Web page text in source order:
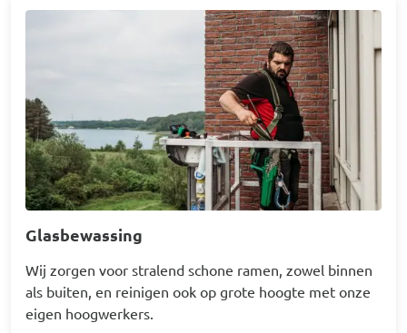
Glasbewassing
Wij zorgen voor stralend schone ramen, zowel binnen
als buiten, en reinigen ook op grote hoogte met onze
eigen hoogwerkers.